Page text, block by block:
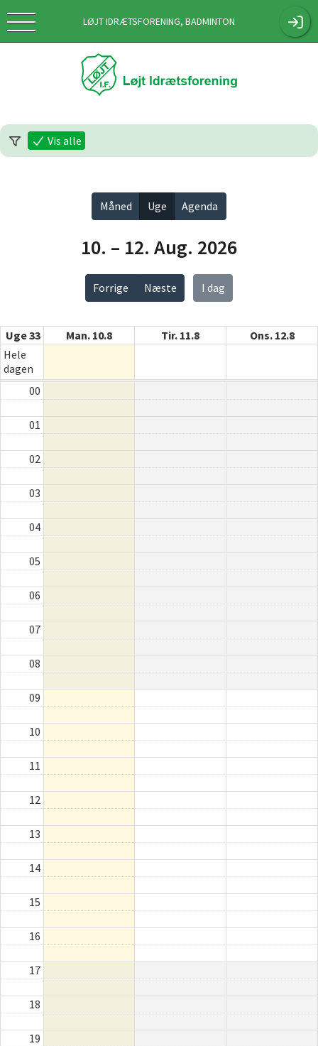
LØJT IDRÆTSFORENING, BADMINTON
Vis alle
Forrige Næste I dag
10. – 12. Aug. 2026
Måned Uge Agenda
Uge 33 Man. 10.8 Tir. 11.8
Ons. 12.8
Hele
dagen
00
01
02
03
04
05
06
07
08
09
10
11
12
13
14
15
16
17
18
19